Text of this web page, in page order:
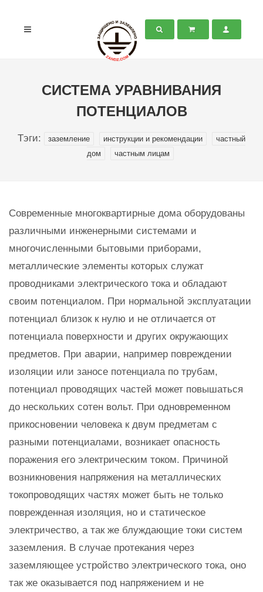
СИСТЕМА УРАВНИВАНИЯ
ПОТЕНЦИАЛОВ
Тэги: заземление инструкции и рекомендации
частный
дом
частным лицам
Современные многоквартирные дома оборудованы
различными инженерными системами и
многочисленными бытовыми приборами,
металлические элементы которых служат
проводниками электрического тока и обладают
своим потенциалом. При нормальной эксплуатации
потенциал близок к нулю и не отличается от
потенциала поверхности и других окружающих
предметов. При аварии, например повреждении
изоляции или заносе потенциала по трубам,
потенциал проводящих частей может повышаться
до нескольких сотен вольт. При одновременном
прикосновении человека к двум предметам с
разными потенциалами, возникает опасность
поражения его электрическим током. Причиной
возникновения напряжения на металлических
токопроводящих частях может быть не только
поврежденная изоляция, но и статическое
электричество, а так же блуждающие токи систем
заземления. В случае протекания через
заземляющее устройство электрического тока, оно
так же оказывается под напряжением и не